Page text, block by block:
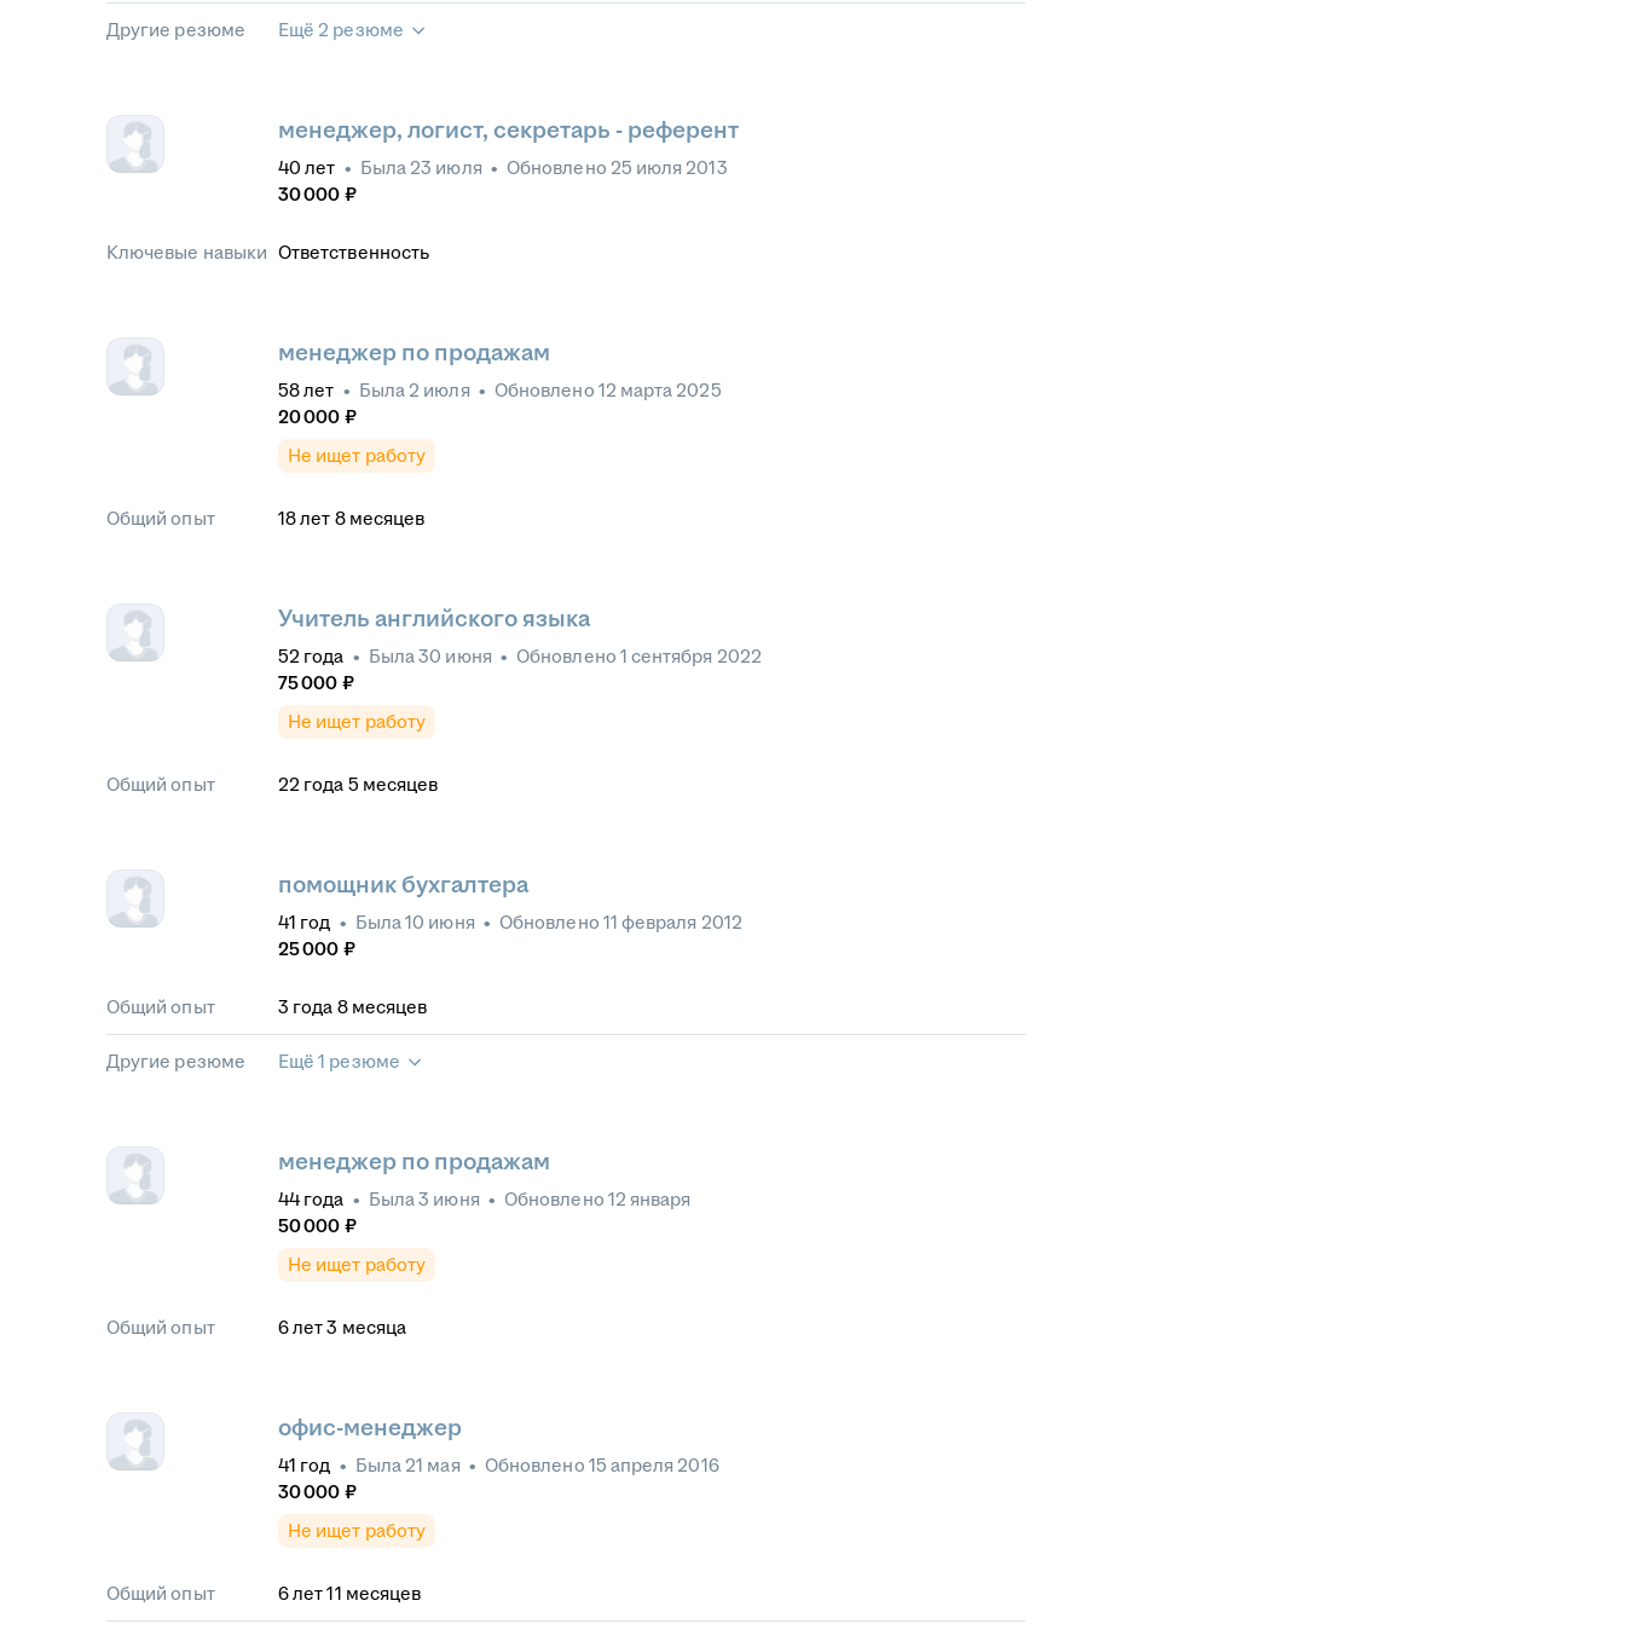
Другие резюме Ещё 2 резюме
менеджер, логист, секретарь - референт
40 лет • Была 23 июля • Обновлено 25 июля 2013
30 000 ₽
Ключевые навыки Ответственность
менеджер по продажам
58лет • Была 2 июля • Обновлено 12 марта 2025
20 000 ₽
Не ищет работу
Общий опыт 18лет 8 месяцев
Учитель английского языка
52 года • Была30 июня • Обновлено 1 сентября 2022
75 000 ₽
Не ищет работу
Общий опыт 22 года 5 месяцев
помощник бухгалтера
41 год • Была10 июня • Обновлено 11 февраля 2012
25 000 ₽
Общий опыт 3 года 8 месяцев
Другие резюме Ещё 1 резюме
менеджер по продажам
44 года • Была3 июня • Обновлено 12 января
50 000 ₽
Не ищет работу
Общий опыт 6лет 3 месяца
офис-менеджер
41 год • Была 21 мая • Обновлено 15 апреля 2016
30 000 ₽
Не ищет работу
Общий опыт 6лет 11 месяцев